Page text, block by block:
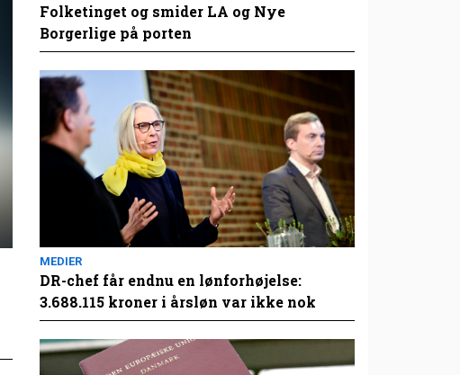
Folketinget og smider LA og Nye
Borgerlige på porten
MEDIER
DR-chef får endnu en lønforhøjelse:
3.688.115 kroner i årsløn var ikke nok